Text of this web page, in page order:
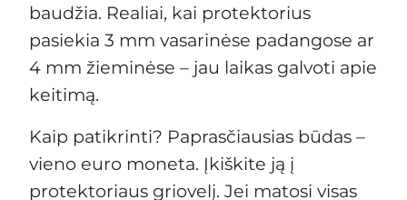
baudžia. Realiai, kai protektorius
pasiekia 3 mm vasarinėse padangose ar
4 mm žieminėse – jau laikas galvoti apie
keitimą.
Kaip patikrinti? Paprasčiausias būdas –
vieno euro moneta. Įkiškite ją į
protektoriaus griovelį. Jei matosi visas